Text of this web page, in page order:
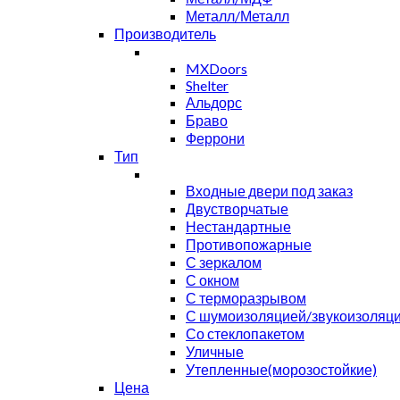
Металл/Металл
Производитель
MXDoors
Shelter
Альдорс
Браво
Феррони
Тип
Входные двери под заказ
Двустворчатые
Нестандартные
Противопожарные
С зеркалом
С окном
С терморазрывом
С шумоизоляцией/
Со стеклопакетом
Уличные
Утепленные(морозостойкие)
Цена